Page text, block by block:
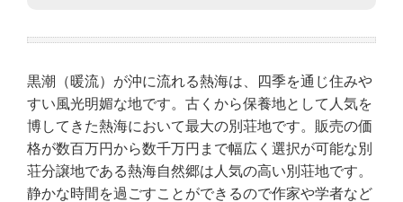
黒潮（暖流）が沖に流れる熱海は、四季を通じ住みや
すい風光明媚な地です。古くから保養地として人気を
博してきた熱海において最大の別荘地です。販売の価
格が数百万円から数千万円まで幅広く選択が可能な別
荘分譲地である熱海自然郷は人気の高い別荘地です。
静かな時間を過ごすことができるので作家や学者など